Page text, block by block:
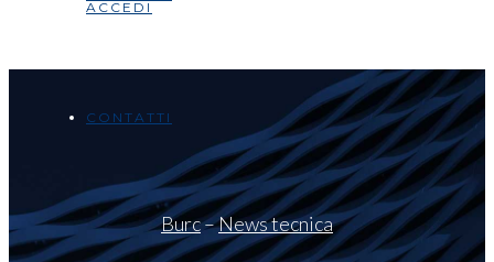
ACCEDI
CONTATTI
Burc–News tecnica